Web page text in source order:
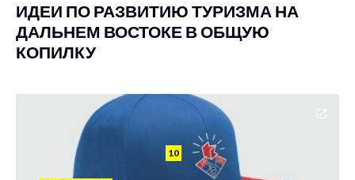
ИДЕИ ПО РАЗВИТИЮ ТУРИЗМА НА
ДАЛЬНЕМ ВОСТОКЕ В ОБЩУЮ
КОПИЛКУ
10